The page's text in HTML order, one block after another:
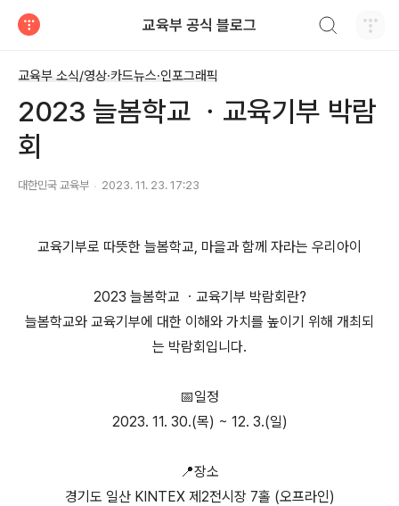
교육부 공식 블로그
교육부 소식/영상·카드뉴스·인포그래픽
2023 늘봄학교 ㆍ교육기부 박람
회
대한민국 교육부 2023. 11. 23. 17:23
교육기부로 따뜻한 늘봄학교, 마을과 함께 자라는 우리아이
2023 늘봄학교 ㆍ교육기부 박람회란?
늘봄학교와 교육기부에 대한 이해와 가치를 높이기 위해 개최되
는 박람회입니다.
📅일정
2023. 11. 30.(목) ~ 12. 3.(일)
📍장소
경기도 일산 KINTEX 제2전시장 7홀 (오프라인)